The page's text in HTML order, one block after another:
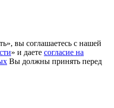
вы соглашаетесь с нашей
» и даете согласие на
Вы должны принять перед